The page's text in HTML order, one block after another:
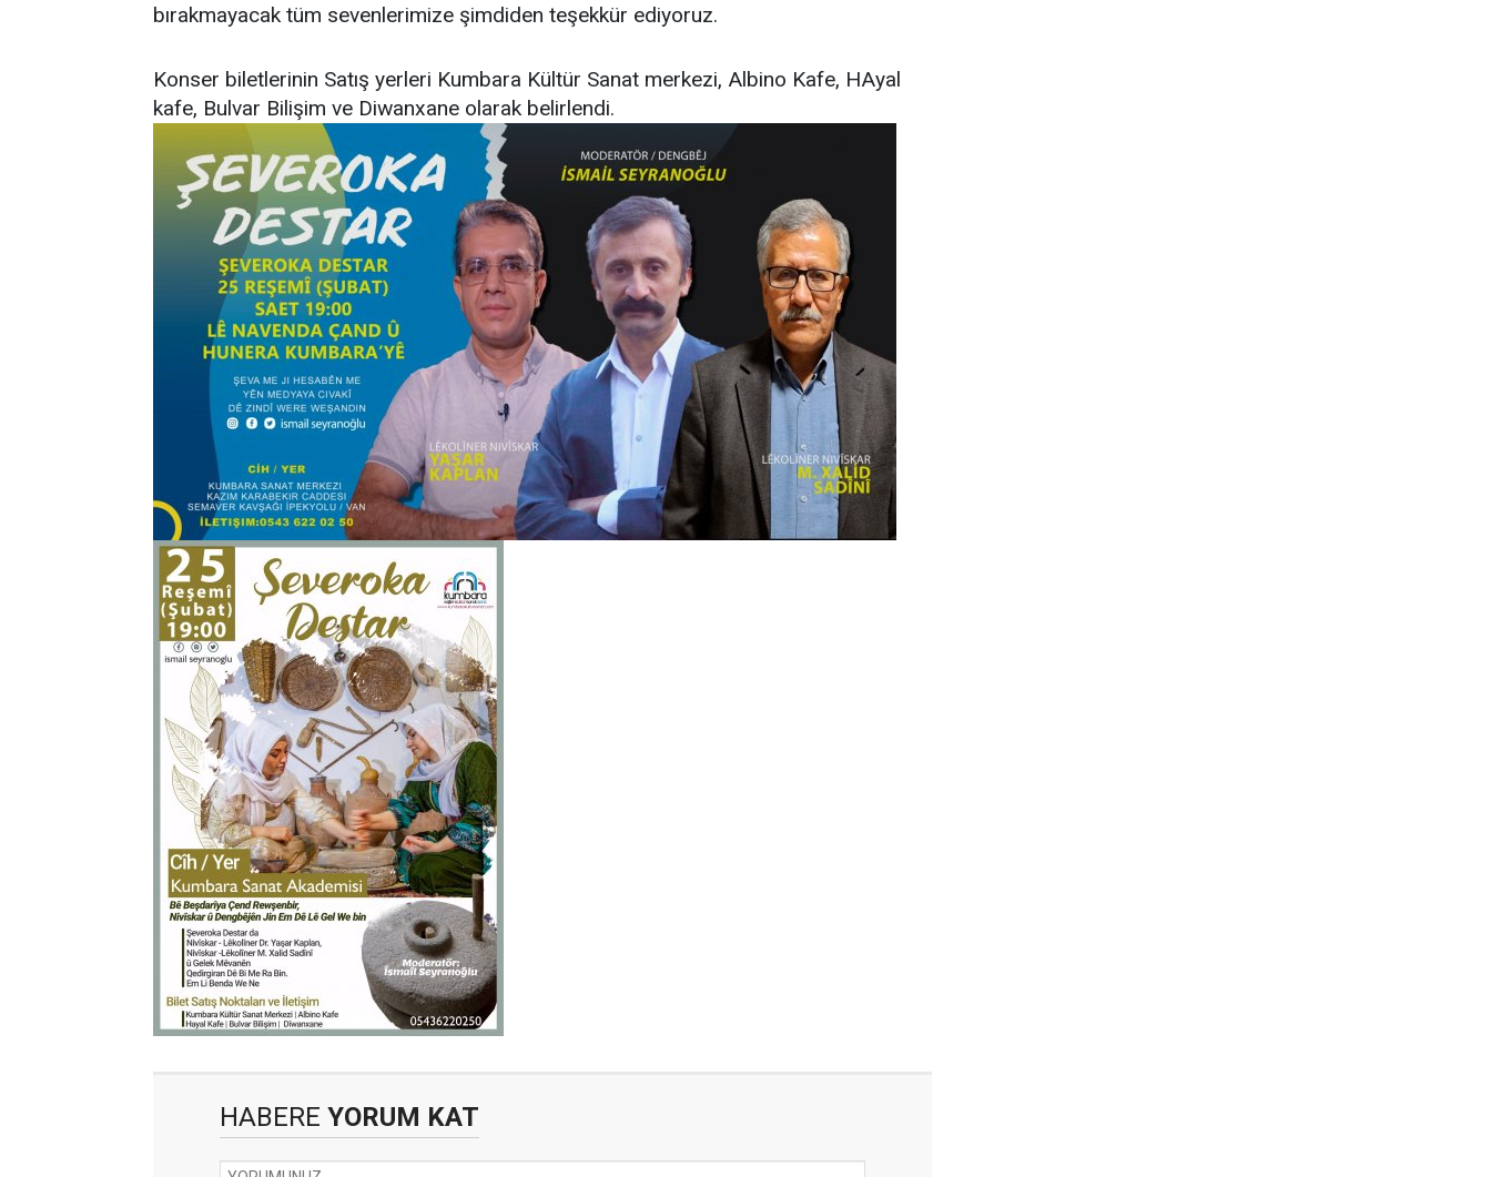
bırakmayacak tüm sevenlerimize şimdiden teşekkür ediyoruz.
Konser biletlerinin Satış yerleri Kumbara Kültür Sanat merkezi, Albino Kafe, HAyal
kafe, Bulvar Bilişim ve Diwanxane olarak belirlendi.
HABERE YORUM KAT